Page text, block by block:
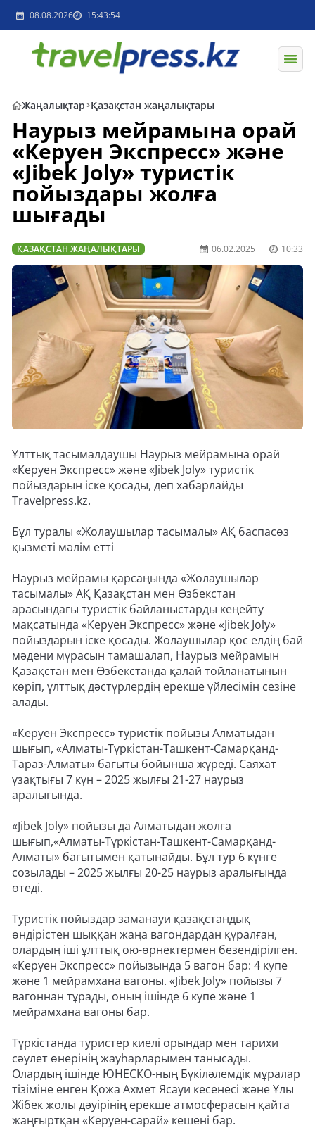
08.08.2026 15:43:54
Жаңалықтар Қазақстан жаңалықтары
Наурыз мейрамына орай
«Керуен Экспресс» және
«Jibek Joly» туристік
пойыздары жолға
шығады
ҚАЗАҚСТАН ЖАҢАЛЫҚТАРЫ 06.02.2025 10:33
Ұлттық тасымалдаушы Наурыз мейрамына орай
«Керуен Экспресс» және «Jibek Joly» туристік
пойыздарын іске қосады, деп хабарлайды
Travelpress.kz.
Бұл туралы «Жолаушылар тасымалы» АҚ баспасөз
қызметі мәлім етті
Наурыз мейрамы қарсаңында «Жолаушылар
тасымалы» АҚ Қазақстан мен Өзбекстан
арасындағы туристік байланыстарды кеңейту
мақсатында «Керуен Экспресс» және «Jibek Joly»
пойыздарын іске қосады. Жолаушылар қос елдің бай
мәдени мұрасын тамашалап, Наурыз мейрамын
Қазақстан мен Өзбекстанда қалай тойланатынын
көріп, ұлттық дәстүрлердің ерекше үйлесімін сезіне
алады.
«Керуен Экспресс» туристік пойызы Алматыдан
шығып, «Алматы-Түркістан-Ташкент-Самарқанд-
Тараз-Алматы» бағыты бойынша жүреді. Саяхат
ұзақтығы 7 күн – 2025 жылғы 21-27 наурыз
аралығында.
«Jibek Joly» пойызы да Алматыдан жолға
шығып,«Алматы-Түркістан-Ташкент-Самарқанд-
Алматы» бағытымен қатынайды. Бұл тур 6 күнге
созылады – 2025 жылғы 20-25 наурыз аралығында
өтеді.
Туристік пойыздар заманауи қазақстандық
өндірістен шыққан жаңа вагондардан құралған,
олардың іші ұлттық ою-өрнектермен безендірілген.
«Керуен Экспресс» пойызында 5 вагон бар: 4 купе
және 1 мейрамхана вагоны. «Jibek Joly» пойызы 7
вагоннан тұрады, оның ішінде 6 купе және 1
мейрамхана вагоны бар.
Түркістанда туристер киелі орындар мен тарихи
сәулет өнерінің жауһарларымен танысады.
Олардың ішінде ЮНЕСКО-ның Бүкіләлемдік мұралар
тізіміне енген Қожа Ахмет Ясауи кесенесі және Ұлы
Жібек жолы дәуірінің ерекше атмосферасын қайта
жаңғыртқан «Керуен-сарай» кешені бар.